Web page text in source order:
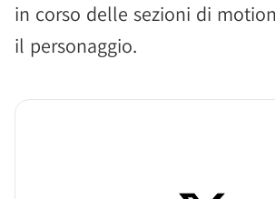
in corso delle sezioni di
il personaggio.